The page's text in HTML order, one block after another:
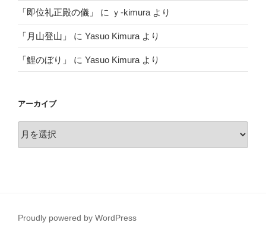
「即位礼正殿の儀」 に ｙ-kimura より
「月山登山」 に Yasuo Kimura より
「鯉のぼり」 に Yasuo Kimura より
アーカイブ
ア
Proudly powered by WordPress